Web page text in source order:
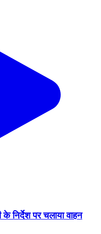
निर्देश पर चलाया वाहन